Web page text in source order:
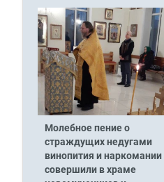
Молебное пение о
страждущих недугами
винопития и наркомании
совершили в храме